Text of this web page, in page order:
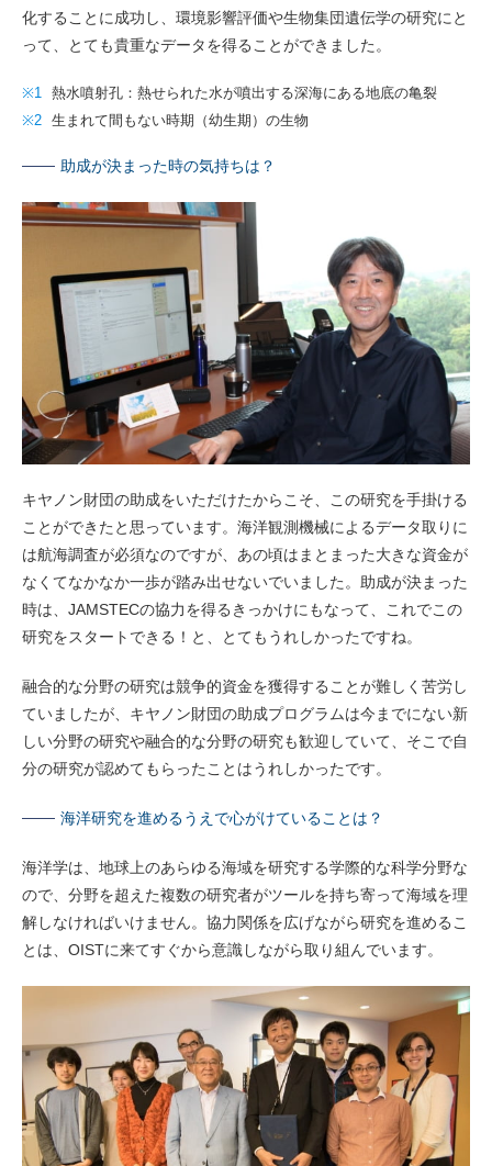
化することに成功し、環境影響評価や生物集団遺伝学の研究にと
って、とても貴重なデータを得ることができました。
※1
熱水噴射孔：熱せられた水が噴出する深海にある地底の亀裂
※2 生まれて間もない時期（幼生期）の生物
助成が決まった時の気持ちは？
キヤノン財団の助成をいただけたからこそ、この研究を手掛ける
ことができたと思っています。海洋観測機械によるデータ取りに
は航海調査が必須なのですが、あの頃はまとまった大きな資金が
なくてなかなか一歩が踏み出せないでいました。助成が決まった
時は、JAMSTECの協力を得るきっかけにもなって、これでこの
研究をスタートできる！と、とてもうれしかったですね。
融合的な分野の研究は競争的資金を獲得することが難しく苦労し
ていましたが、キヤノン財団の助成プログラムは今までにない新
しい分野の研究や融合的な分野の研究も歓迎していて、そこで自
分の研究が認めてもらったことはうれしかったです。
海洋研究を進めるうえで心がけていることは？
海洋学は、地球上のあらゆる海域を研究する学際的な科学分野な
ので、分野を超えた複数の研究者がツールを持ち寄って海域を理
解しなければいけません。協力関係を広げながら研究を進めるこ
とは、OISTに来てすぐから意識しながら取り組んでいます。